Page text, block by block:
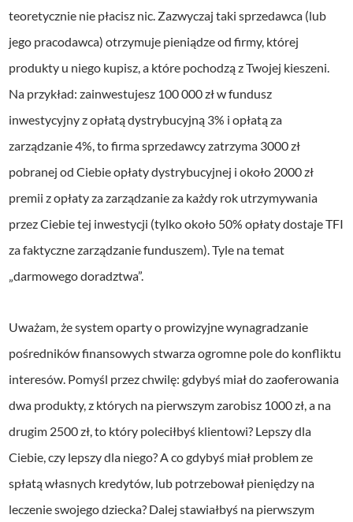
teoretycznie nie płacisz nic. Zazwyczaj taki sprzedawca (lub
jego pracodawca) otrzymuje pieniądze od firmy, której
produkty u niego kupisz, a które pochodzą z Twojej kieszeni.
Na przykład: zainwestujesz 100 000 zł w fundusz
inwestycyjny z opłatą dystrybucyjną 3% i opłatą za
zarządzanie 4%, to firma sprzedawcy zatrzyma 3000 zł
pobranej od Ciebie opłaty dystrybucyjnej i około 2000 zł
premii z opłaty za zarządzanie za każdy rok utrzymywania
przez Ciebie tej inwestycji (tylko około 50% opłaty dostaje TFI
za faktyczne zarządzanie funduszem). Tyle na temat
„darmowego doradztwa”.
Uważam, że system oparty o prowizyjne wynagradzanie
pośredników finansowych stwarza ogromne pole do konfliktu
interesów. Pomyśl przez chwilę: gdybyś miał do zaoferowania
dwa produkty, z których na pierwszym zarobisz 1000 zł, a na
drugim 2500 zł, to który poleciłbyś klientowi? Lepszy dla
Ciebie, czy lepszy dla niego? A co gdybyś miał problem ze
spłatą własnych kredytów, lub potrzebował pieniędzy na
leczenie swojego dziecka? Dalej stawiałbyś na pierwszym